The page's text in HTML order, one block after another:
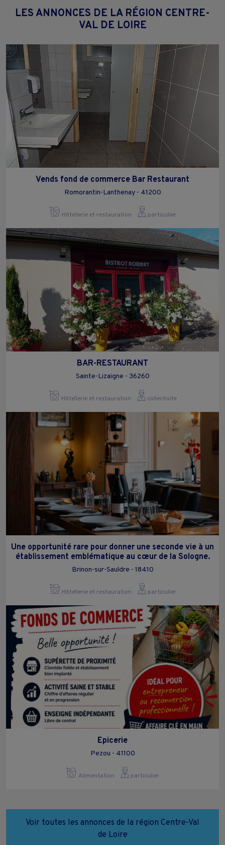
LES ANNONCES DE LA RÉGION CENTRE-
VAL DE LOIRE
Vends fond de commerce Bar Restaurant
Romorantin-Lanthenay - 41200
Hôtellerie et restauration particulier
BAR-RESTAURANT
Sainte-Lizaigne - 36260
Hôtellerie et restauration collectivite
Une opportunité rare pour donner une seconde vie à un
établissement emblématique au cœur de la Sologne.
Brinon-sur-Sauldre - 18410
Hôtellerie et restauration particulier
Epicerie
Pezou - 41100
Alimentation particulier
Voir toutes les annonces de la région Centre-Val
de Loire